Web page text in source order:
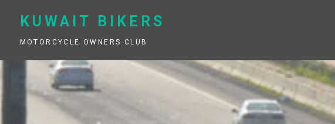
KUWAIT BIKERS
MOTORCYCLE OWNERS CLUB